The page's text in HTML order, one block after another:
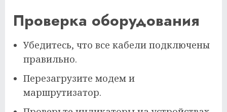
Проверка оборудования
Убедитесь, что все кабели подключены
правильно.
Перезагрузите модем и
маршрутизатор.